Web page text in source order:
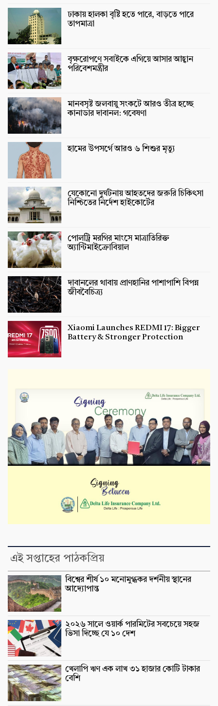
ঢাকায় হালকা বৃষ্টি হতে পারে, বাড়তে পারে
তাপমাত্রা
বৃক্ষরোপণে সবাইকে এগিয়ে আসার আহ্বান
পরিবেশমন্ত্রীর
মানবসৃষ্ট জলবায়ু সংকটে আরও তীব্র হচ্ছে
কানাডার দাবানল: গবেষণা
হামের উপসর্গে আরও ৬ শিশুর মৃত্যু
যেকোনো দুর্ঘটনায় আহতদের জরুরি চিকিৎসা
নিশ্চিতের নির্দেশ হাইকোর্টের
পোলট্রি মরগির মাংসে মাত্রাতিরিক্ত
অ্যান্টিমাইক্রোবিয়াল
দাবানলের থাবায় প্রাণহানির পাশাপাশি বিপন্ন
জীববৈচিত্র্য
Xiaomi Launches REDMI 17: Bigger
Battery & Stronger Protection
এই সপ্তাহের পাঠকপ্রিয়
বিশ্বের শীর্ষ ১০ মনোমুগ্ধকর দর্শনীয় স্থানের
আদ্যোপান্ত
২০২৬ সালে ওয়ার্ক পারমিটের সবচেয়ে সহজ
ভিসা দিচ্ছে যে ১০ দেশ
খেলাপি ঋণ এক লাখ ৩১ হাজার কোটি টাকার
বেশি